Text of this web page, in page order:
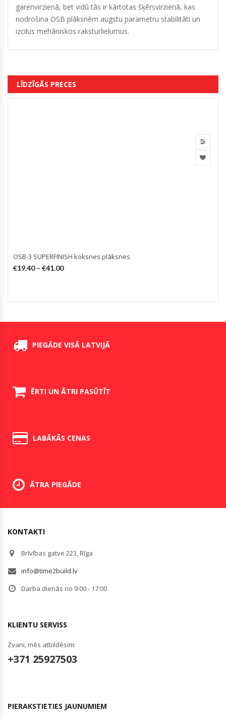
garenvirzienā, bet vidū tās ir kārtotas šķērsvirzienā, kas
nodrošina OSB plāksnēm augstu parametru stabilitāti un
izcilus mehāniskos raksturlielumus.
LĪDZĪGĀS PRECES
OSB-3 SUPERFINISH koksnes plāksnes
€19.40– €41.00
PIEGĀDE VISĀ LATVIJĀ
ĒRTI UN ĀTRI PASŪTĪT
LABĀKĀS CENAS
ĀTRA PIEGĀDE
KONTAKTI
Brīvības gatve 223, Rīga
info@time2build.lv
Darba dienās no 9:00 - 17:00
KLIENTU SERVISS
Zvani, mēs atbildēsim:
+371 25927503
PIERAKSTIETIES JAUNUMIEM